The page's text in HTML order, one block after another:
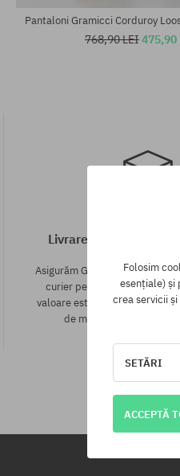
Pantaloni Gramicci Corduroy
768,90 LEI475,90
Livrare gratuită de la
Asigurăm GRATUIT
curier pentru toate
valoare este mai mare de 313
de modalitatea de plată
Folosim
esențiale) și
crea servicii
SETĂRI
ACCEPTĂ